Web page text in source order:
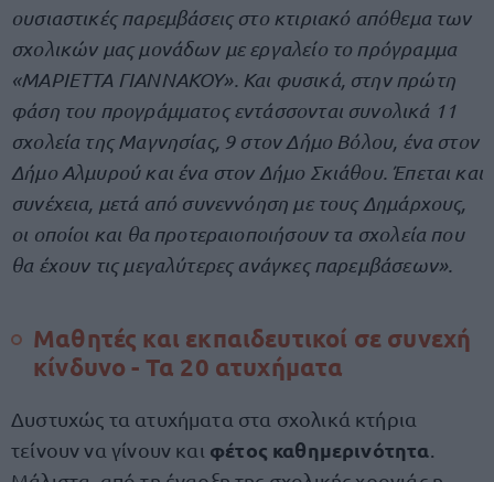
ουσιαστικές παρεμβάσεις στο κτιριακό απόθεμα των
σχολικών μας μονάδων με εργαλείο το πρόγραμμα
«ΜΑΡΙΕΤΤΑ ΓΙΑΝΝΑΚΟΥ». Και φυσικά, στην πρώτη
φάση του προγράμματος εντάσσονται συνολικά 11
σχολεία της Μαγνησίας, 9 στον Δήμο Βόλου, ένα στον
Δήμο Αλμυρού και ένα στον Δήμο Σκιάθου. Έπεται και
συνέχεια, μετά από συνεννόηση με τους Δημάρχους,
οι οποίοι και θα προτεραιοποιήσουν τα σχολεία που
θα έχουν τις μεγαλύτερες ανάγκες παρεμβάσεων».
Μαθητές και εκπαιδευτικοί σε συνεχή
κίνδυνο - Τα 20 ατυχήματα
Δυστυχώς τα ατυχήματα στα σχολικά κτήρια
τείνουν να γίνουν και φέτος καθημερινότητα